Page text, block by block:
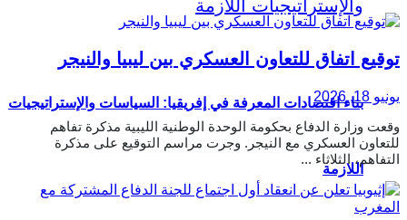
بناء اقتصادات المعرفة في إفريقيا: السياسات والإستراتيجيات
اللازمة
توقيع اتفاق للتعاون العسكري بين ليبيا والنيجر
يونيو 18, 2026
وقعت وزارة الدفاع بحكومة الوحدة الوطنية الليبية مذكرة تفاهم
للتعاون العسكري مع النيجر. وجرت مراسم التوقيع على مذكرة
التفاهم، الثلاثاء ...